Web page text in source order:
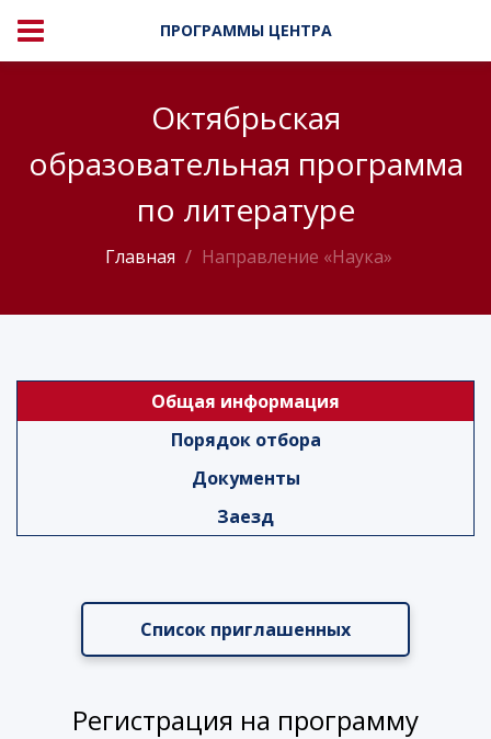
ПРОГРАММЫ ЦЕНТРА
Октябрьская
образовательная программа
по литературе
Главная Направление «Наука»
Общая информация
Порядок отбора
Документы
Заезд
Список приглашенных
Регистрация на программу